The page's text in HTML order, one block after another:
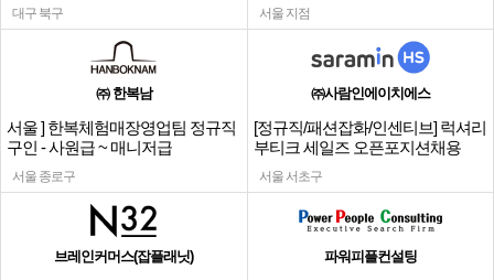
대구 북구 서울 지점
㈜ 한복남
서울 ] 한복체험매장영업팀 정규직
구인 - 사원급 ~ 매니저급
서울 종로구
㈜사람인에이치에스
[정규직/패션잡화/인센티브] 럭셔리
부티크 세일즈 오픈포지션채용
서울 서초구
브레인커머스(잡플래닛) 파워피플컨설팅